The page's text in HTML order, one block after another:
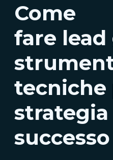
Come
fare lead
tecniche
strategia
successo